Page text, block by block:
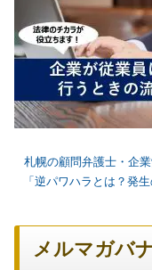
札幌の顧問弁護士・企
「逆パワハラとは？発
メルマガバ